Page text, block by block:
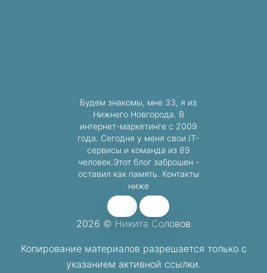
2026 © Никита Соловов
Копирование материалов разрешается только с
указанием активной ссылки.
Будем знакомы, мне 33, я из
Нижнего Новгорода. В
интернет-маркетинге с 2009
года. Сегодня у меня свои IT-
сервисы и команда из 89
человек.Этот блог заброшен -
оставил как память. Контакты
ниже